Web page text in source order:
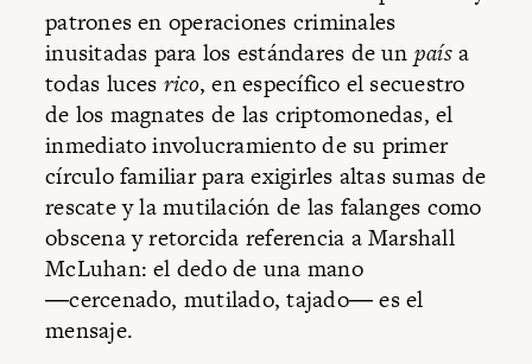
patrones en operaciones criminales
inusitadas para los estándares de un paísa
todas luces rico, en específico el secuestro
de los magnates de las criptomonedas, el
inmediato involucramiento de su primer
círculo familiar para exigirles altas sumas de
rescate y la mutilación de las falanges como
obscena y retorcida referencia a Marshall
McLuhan: el dedo de una mano
―cercenado, mutilado, tajado― es el
mensaje.